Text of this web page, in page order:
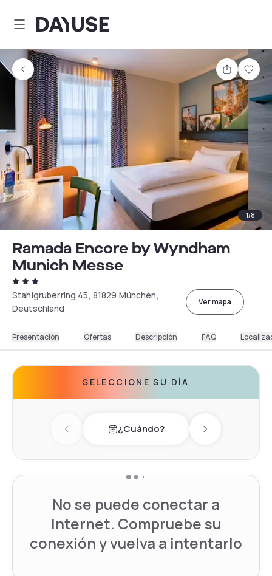
Dayuse
1/8
Ramada Encore by Wyndham
Munich Messe
Stahlgruberring 45, 81829 München,
Deutschland
Ver mapa
Presentación Ofertas Descripción FAQ
SELECCIONE SU DÍA
Previous day¿Cuándo? Next day
No se puede conectar a
Internet. Compruebe su
conexión y vuelva a intentarlo